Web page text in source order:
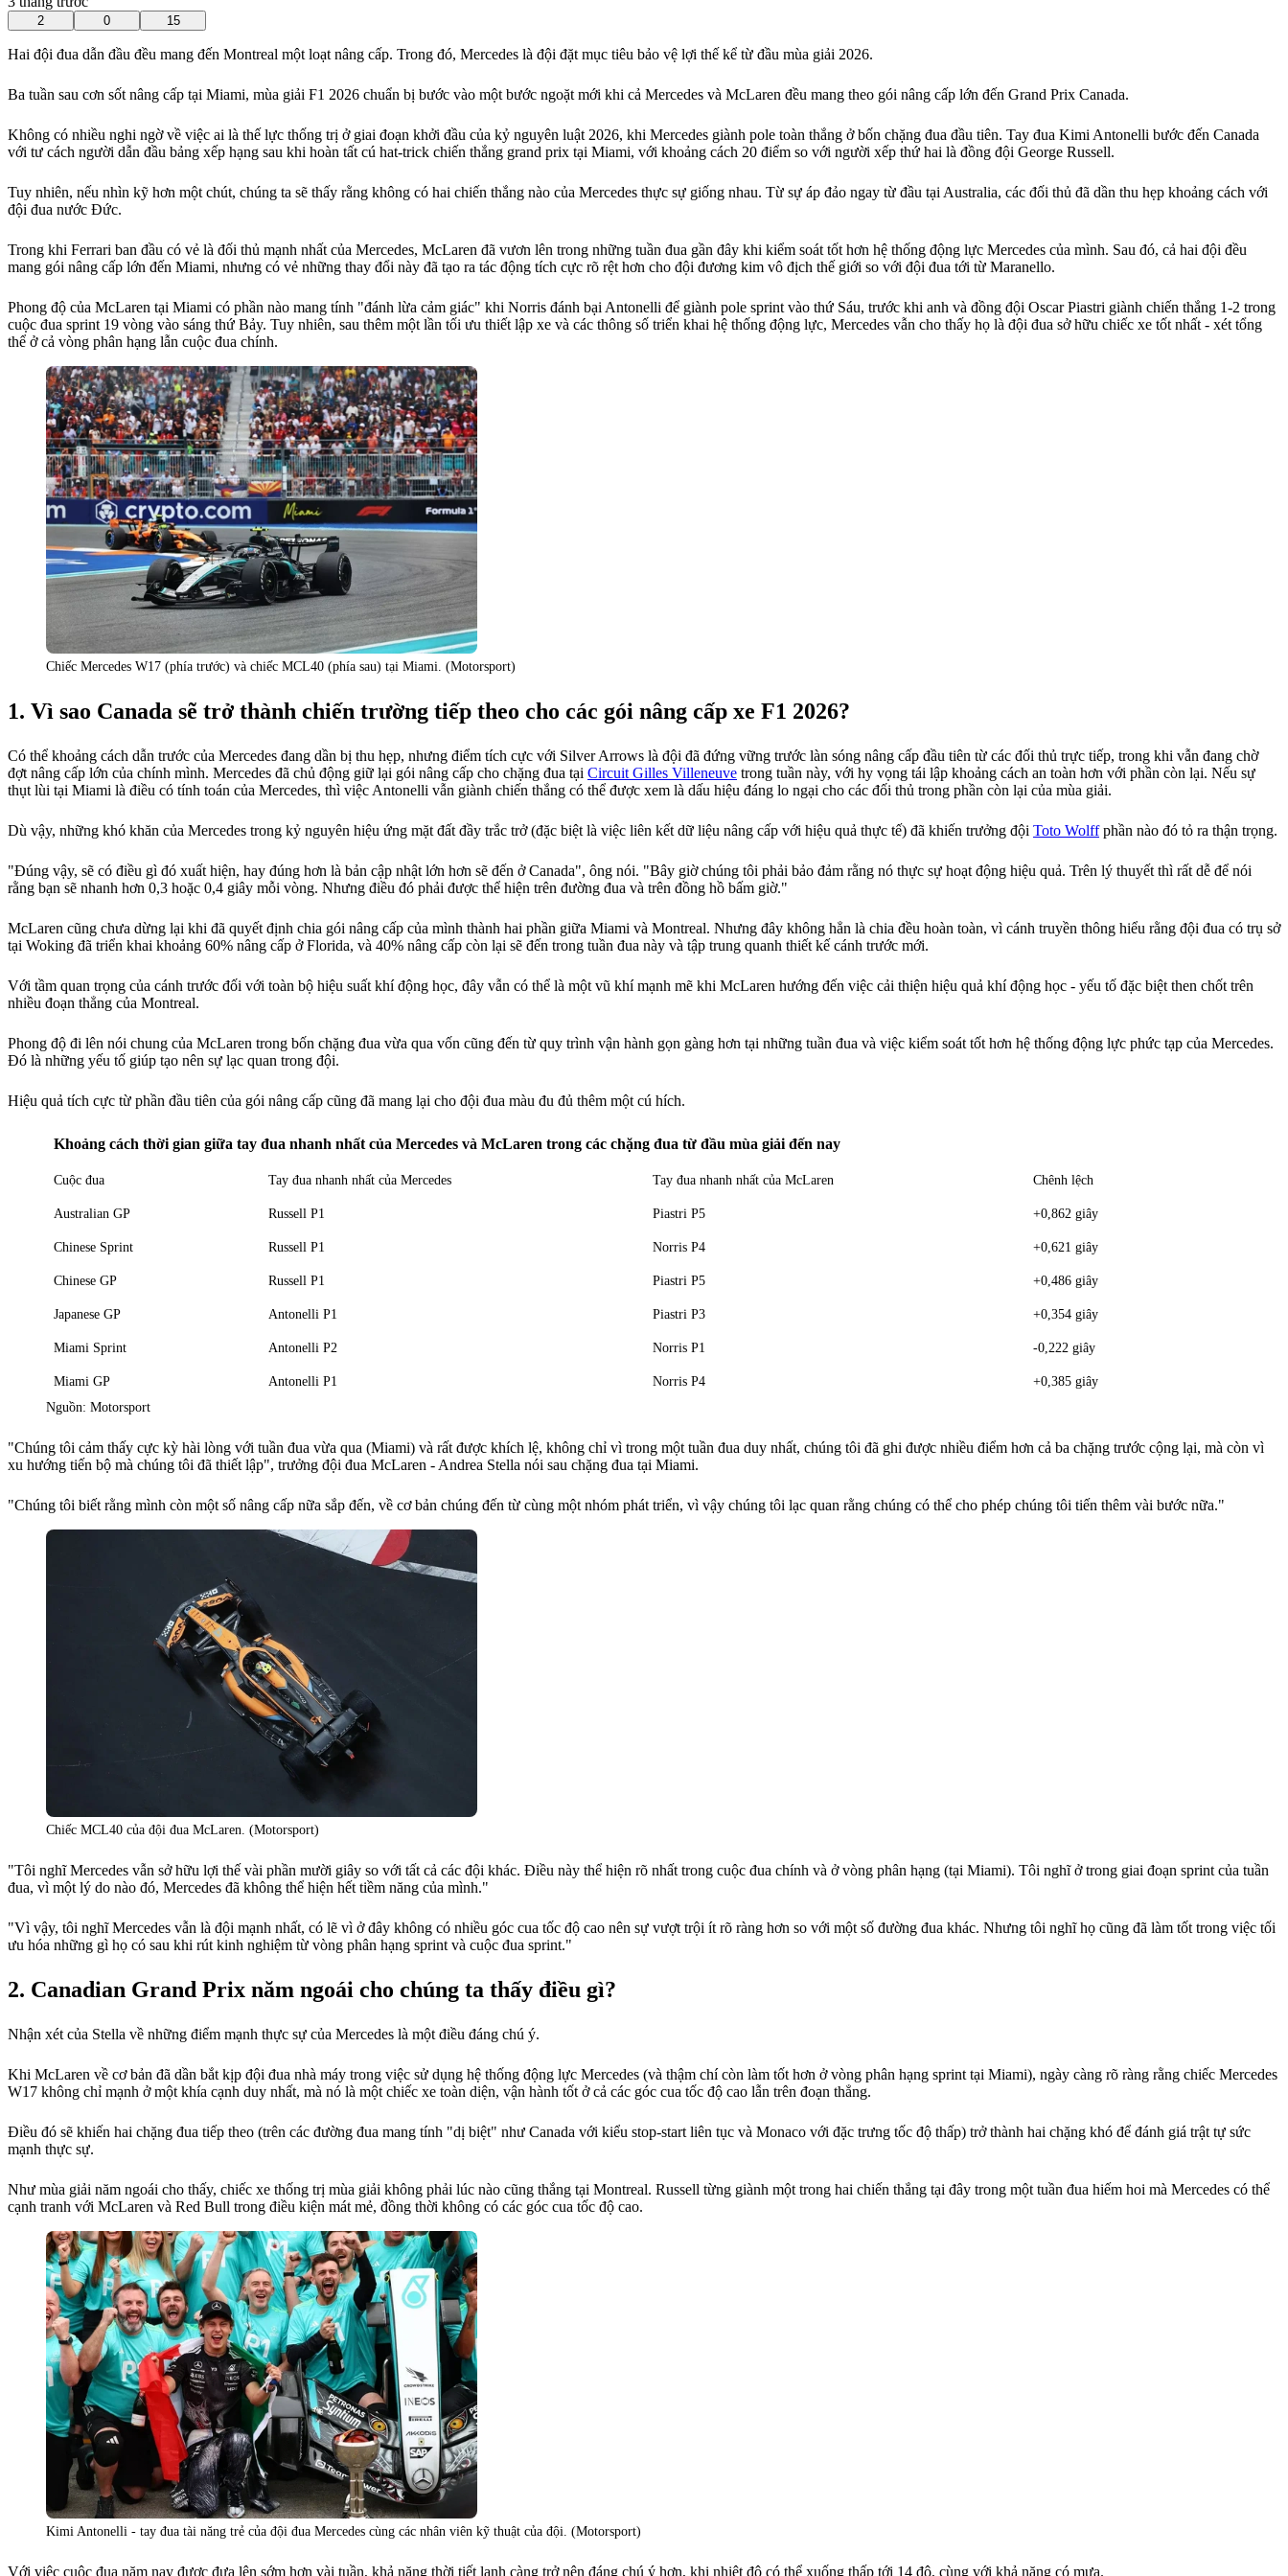
2 0 15
Hai đội đua dẫn đầu đều mang đến Montreal một loạt nâng cấp. Trong đó, Mercedes là đội đặt mục tiêu bảo vệ lợi thế kể từ đầu mùa giải 2026.
Ba tuần sau cơn sốt nâng cấp tại Miami, mùa giải F1 2026 chuẩn bị bước vào một bước ngoặt mới khi cả Mercedes và McLaren đều mang theo gói nâng cấp lớn đến Grand Prix Canada.
Không có nhiều nghi ngờ về việc ai là thế lực thống trị ở giai đoạn khởi đầu của kỷ nguyên luật 2026, khi Mercedes giành pole toàn thắng ở bốn chặng đua đầu tiên. Tay đua Kimi Antonelli bước đến Canada
với tư cách người dẫn đầu bảng xếp hạng sau khi hoàn tất cú hat-trick chiến thắng grand prix tại Miami, với khoảng cách 20 điểm so với người xếp thứ hai là đồng đội George Russell.
Tuy nhiên, nếu nhìn kỹ hơn một chút, chúng ta sẽ thấy rằng không có hai chiến thắng nào của Mercedes thực sự giống nhau. Từ sự áp đảo ngay từ đầu tại Australia, các đối thủ đã dần thu hẹp khoảng cách với
đội đua nước Đức.
Trong khi Ferrari ban đầu có vẻ là đối thủ mạnh nhất của Mercedes, McLaren đã vươn lên trong những tuần đua gần đây khi kiểm soát tốt hơn hệ thống động lực Mercedes của mình. Sau đó, cả hai đội đều
mang gói nâng cấp lớn đến Miami, nhưng có vẻ những thay đổi này đã tạo ra tác động tích cực rõ rệt hơn cho đội đương kim vô địch thế giới so với đội đua tới từ Maranello.
Phong độ của McLaren tại Miami có phần nào mang tính "đánh lừa cảm giác" khi Norris đánh bại Antonelli để giành pole sprint vào thứ Sáu, trước khi anh và đồng đội Oscar Piastri giành chiến thắng 1-2 trong
cuộc đua sprint 19 vòng vào sáng thứ Bảy. Tuy nhiên, sau thêm một lần tối ưu thiết lập xe và các thông số triển khai hệ thống động lực, Mercedes vẫn cho thấy họ là đội đua sở hữu chiếc xe tốt nhất - xét tổng
thể ở cả vòng phân hạng lẫn cuộc đua chính.
Chiếc Mercedes W17 (phía trước) và chiếc MCL40 (phía sau) tại Miami. (Motorsport)
Vì sao Canada sẽ trở thành chiến trường tiếp theo cho các gói nâng cấp xe F1 2026?
Có thể khoảng cách dẫn trước của Mercedes đang dần bị thu hẹp, nhưng điểm tích cực với Silver Arrows là đội đã đứng vững trước làn sóng nâng cấp đầu tiên từ các đối thủ trực tiếp, trong khi vẫn đang chờ
đợt nâng cấp lớn của chính mình. Mercedes đã chủ động giữ lại gói nâng cấp cho chặng đua tại Circuit Gilles Villeneuve trong tuần này, với hy vọng tái lập khoảng cách an toàn hơn với phần còn lại. Nếu sự
thụt lùi tại Miami là điều có tính toán của Mercedes, thì việc Antonelli vẫn giành chiến thắng có thể được xem là dấu hiệu đáng lo ngại cho các đối thủ trong phần còn lại của mùa giải.
Dù vậy, những khó khăn của Mercedes trong kỷ nguyên hiệu ứng mặt đất đầy trắc trở (đặc biệt là việc liên kết dữ liệu nâng cấp với hiệu quả thực tế) đã khiến trưởng đội Toto Wolffphần nào đó tỏ ra thận trọng.
"Đúng vậy, sẽ có điều gì đó xuất hiện, hay đúng hơn là bản cập nhật lớn hơn sẽ đến ở Canada", ông nói. "Bây giờ chúng tôi phải bảo đảm rằng nó thực sự hoạt động hiệu quả. Trên lý thuyết thì rất dễ để nói
rằng bạn sẽ nhanh hơn 0,3 hoặc 0,4 giây mỗi vòng. Nhưng điều đó phải được thể hiện trên đường đua và trên đồng hồ bấm giờ."
McLaren cũng chưa dừng lại khi đã quyết định chia gói nâng cấp của mình thành hai phần giữa Miami và Montreal. Nhưng đây không hẳn là chia đều hoàn toàn, vì cánh truyền thông hiểu rằng đội đua có trụ sở
tại Woking đã triển khai khoảng 60% nâng cấp ở Florida, và 40% nâng cấp còn lại sẽ đến trong tuần đua này và tập trung quanh thiết kế cánh trước mới.
Với tầm quan trọng của cánh trước đối với toàn bộ hiệu suất khí động học, đây vẫn có thể là một vũ khí mạnh mẽ khi McLaren hướng đến việc cải thiện hiệu quả khí động học - yếu tố đặc biệt then chốt trên
nhiều đoạn thẳng của Montreal.
Phong độ đi lên nói chung của McLaren trong bốn chặng đua vừa qua vốn cũng đến từ quy trình vận hành gọn gàng hơn tại những tuần đua và việc kiểm soát tốt hơn hệ thống động lực phức tạp của Mercedes.
Đó là những yếu tố giúp tạo nên sự lạc quan trong đội.
Hiệu quả tích cực từ phần đầu tiên của gói nâng cấp cũng đã mang lại cho đội đua màu đu đủ thêm một cú hích.
Khoảng cách thời gian giữa tay đua nhanh nhất của Mercedes và McLaren trong các chặng đua từ đầu mùa giải đến nay
Cuộc đua Tay đua nhanh nhất của Mercedes Tay đua nhanh nhất của McLaren Chênh lệch
Australian GP Russell P1 Piastri P5 +0,862 giây
Chinese Sprint Russell P1 Norris P4 +0,621 giây
Chinese GP Russell P1 Piastri P5 +0,486 giây
Japanese GP Antonelli P1 Piastri P3 +0,354 giây
Miami Sprint Antonelli P2 Norris P1 -0,222 giây
Miami GP Antonelli P1 Norris P4
+0,385 giây
Nguồn: Motorsport
"Chúng tôi cảm thấy cực kỳ hài lòng với tuần đua vừa qua (Miami) và rất được khích lệ, không chỉ vì trong một tuần đua duy nhất, chúng tôi đã ghi được nhiều điểm hơn cả ba chặng trước cộng lại, mà còn vì
xu hướng tiến bộ mà chúng tôi đã thiết lập", trưởng đội đua McLaren - Andrea Stella nói sau chặng đua tại Miami.
"Chúng tôi biết rằng mình còn một số nâng cấp nữa sắp đến, về cơ bản chúng đến từ cùng một nhóm phát triển, vì vậy chúng tôi lạc quan rằng chúng có thể cho phép chúng tôi tiến thêm vài bước nữa."
Chiếc MCL40 của đội đua McLaren. (Motorsport)
"Tôi nghĩ Mercedes vẫn sở hữu lợi thế vài phần mười giây so với tất cả các đội khác. Điều này thể hiện rõ nhất trong cuộc đua chính và ở vòng phân hạng (tại Miami). Tôi nghĩ ở trong giai đoạn sprint của tuần
đua, vì một lý do nào đó, Mercedes đã không thể hiện hết tiềm năng của mình."
"Vì vậy, tôi nghĩ Mercedes vẫn là đội mạnh nhất, có lẽ vì ở đây không có nhiều góc cua tốc độ cao nên sự vượt trội ít rõ ràng hơn so với một số đường đua khác. Nhưng tôi nghĩ họ cũng đã làm tốt trong việc tối
ưu hóa những gì họ có sau khi rút kinh nghiệm từ vòng phân hạng sprint và cuộc đua sprint."
Canadian Grand Prix năm ngoái cho chúng ta thấy điều gì?
Nhận xét của Stella về những điểm mạnh thực sự của Mercedes là một điều đáng chú ý.
Khi McLaren về cơ bản đã dần bắt kịp đội đua nhà máy trong việc sử dụng hệ thống động lực Mercedes (và thậm chí còn làm tốt hơn ở vòng phân hạng sprint tại Miami), ngày càng rõ ràng rằng chiếc Mercedes
W17 không chỉ mạnh ở một khía cạnh duy nhất, mà nó là một chiếc xe toàn diện, vận hành tốt ở cả các góc cua tốc độ cao lẫn trên đoạn thẳng.
Điều đó sẽ khiến hai chặng đua tiếp theo (trên các đường đua mang tính "dị biệt" như Canada với kiểu stop-start liên tục và Monaco với đặc trưng tốc độ thấp) trở thành hai chặng khó để đánh giá trật tự sức
mạnh thực sự.
Như mùa giải năm ngoái cho thấy, chiếc xe thống trị mùa giải không phải lúc nào cũng thắng tại Montreal. Russell từng giành một trong hai chiến thắng tại đây trong một tuần đua hiếm hoi mà Mercedes có thể
cạnh tranh với McLaren và Red Bull trong điều kiện mát mẻ, đồng thời không có các góc cua tốc độ cao.
Kimi Antonelli - tay đua tài năng trẻ của đội đua Mercedes cùng các nhân viên kỹ thuật của đội. (Motorsport)
Với việc cuộc đua năm nay được đưa lên sớm hơn vài tuần, khả năng thời tiết lạnh càng trở nên đáng chú ý hơn, khi nhiệt độ có thể xuống thấp tới 14 độ, cùng với khả năng có mưa.